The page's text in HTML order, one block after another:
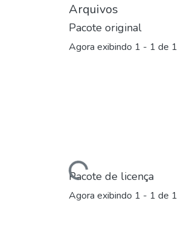
Arquivos
Pacote original
Agora exibindo 1 - 1 de 1
Carregando...Pacote de licença
Agora exibindo 1 - 1 de 1